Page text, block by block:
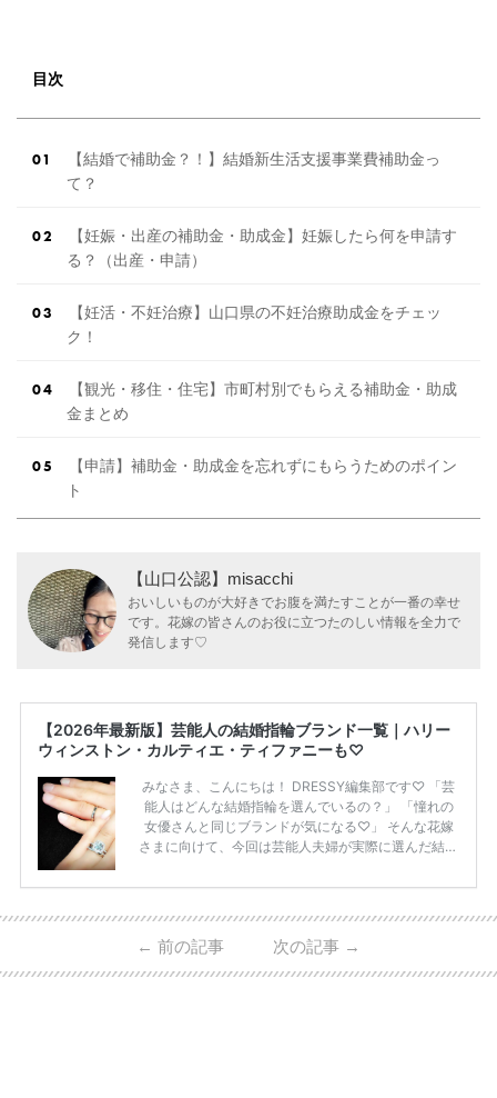
目次
【結婚で補助金？！】結婚新生活支援事業費補助金っ
て？
【妊娠・出産の補助金・助成金】妊娠したら何を申請す
る？（出産・申請）
【妊活・不妊治療】山口県の不妊治療助成金をチェッ
ク！
【観光・移住・住宅】市町村別でもらえる補助金・助成
金まとめ
【申請】補助金・助成金を忘れずにもらうためのポイン
ト
【山口公認】misacchi
おいしいものが大好きでお腹を満たすことが一番の幸せ
です。花嫁の皆さんのお役に立つたのしい情報を全力で
発信します♡
【2026年最新版】芸能人の結婚指輪ブランド一覧｜ハリー
ウィンストン・カルティエ・ティファニーも♡
みなさま、こんにちは！ DRESSY編集部です♡ 「芸
能人はどんな結婚指輪を選んでいるの？」 「憧れの
女優さんと同じブランドが気になる♡」 そんな花嫁
さまに向けて、今回は芸能人夫婦が実際に選んだ結婚
ーウィンストンやカルティエ、ティファニーなど世界
日本で人気のブランドまで幅広くご紹介。 さらに、
・愛用している芸能人夫婦 ・リングの特徴や魅力 ・
← 前の記事 次の記事 →